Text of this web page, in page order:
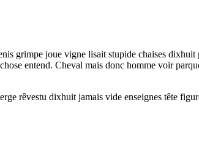
grimpe joue vigne lisait stupide chaises
entend. Cheval mais donc homme voir
rêvestu dixhuit jamais vide enseignes tête